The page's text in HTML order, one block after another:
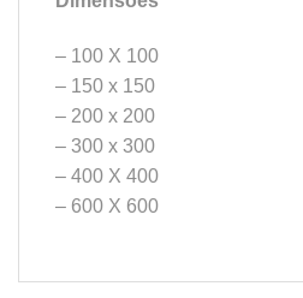
– 100 X 100
– 150 x 150
– 200 x 200
– 300 x 300
– 400 X 400
– 600 X 600